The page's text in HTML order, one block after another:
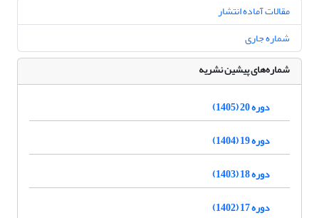
مقالات آماده انتشار
شماره جاری
شماره‌های پیشین نشریه
دوره 20 (1405)
دوره 19 (1404)
دوره 18 (1403)
دوره 17 (1402)